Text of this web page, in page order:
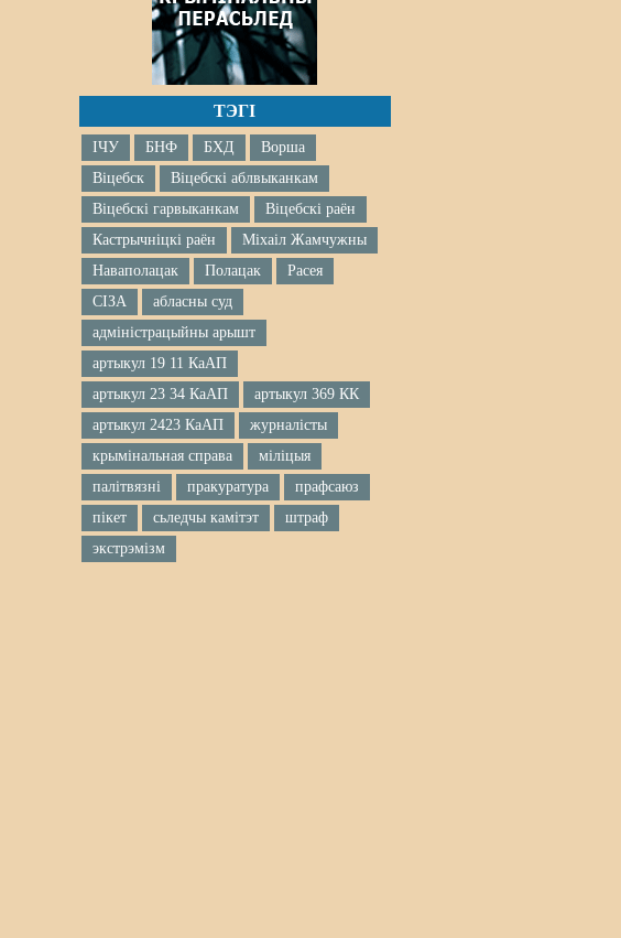
ТЭГІ
ІЧУ БНФ БХД
Ворша
Віцебск
Віцебскі аблвыканкам
Віцебскі гарвыканкам
Віцебскі раён
Кастрычніцкі раён
Міхаіл Жамчужны
Наваполацак
Полацак
Расея
СІЗА
абласны суд
адміністрацыйны арышт
артыкул 19 11 КаАП
артыкул 23 34 КаАП
артыкул 369 КК
артыкул 2423 КаАП
журналісты
крымінальная справа
міліцыя
палітвязні
пракуратура
прафсаюз
пікет
сьледчы камітэт
штраф
экстрэмізм